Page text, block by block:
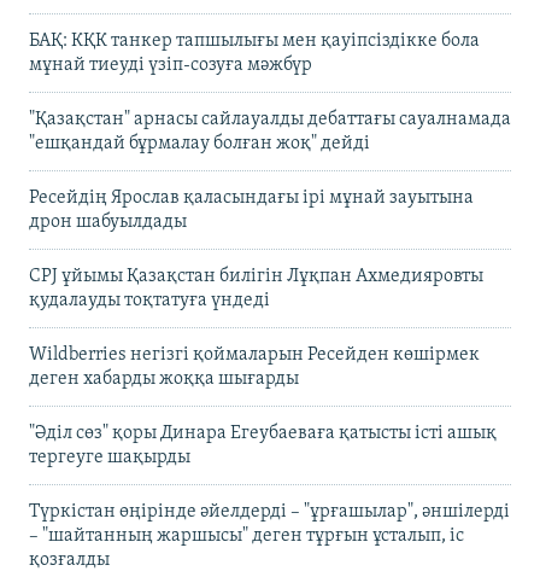
БАҚ: КҚК танкер тапшылығы мен қауіпсіздікке бола
мұнай тиеуді үзіп-созуға мәжбүр
"Қазақстан" арнасы сайлауалды дебаттағы сауалнамада
"ешқандай бұрмалау болған жоқ" дейді
Ресейдің Ярослав қаласындағы ірі мұнай зауытына
дрон шабуылдады
CPJ ұйымы Қазақстан билігін Лұқпан Ахмедияровты
қудалауды тоқтатуға үндеді
Wildberries негізгі қоймаларын Ресейден көшірмек
деген хабарды жоққа шығарды
"Әділ сөз" қоры Динара Егеубаеваға қатысты істі ашық
тергеуге шақырды
Түркістан өңірінде әйелдерді – "ұрғашылар", әншілерді
– "шайтанның жаршысы" деген тұрғын ұсталып, іс
қозғалды